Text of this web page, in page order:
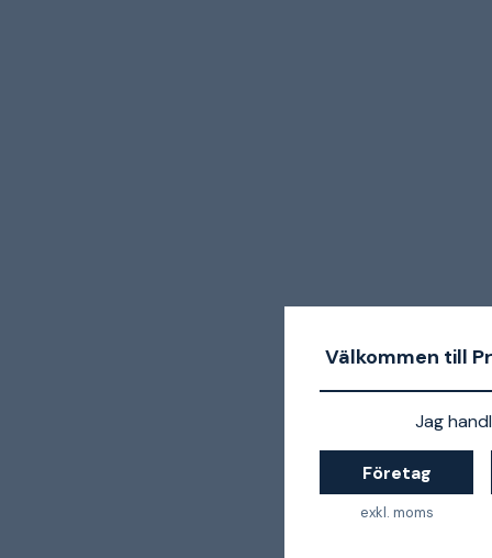
Välkommen till
Jag
Företag
exkl. moms